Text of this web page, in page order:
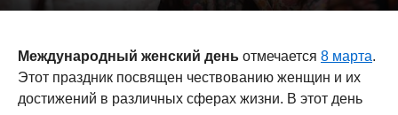
Международный женский день отмечается 8 марта.
Этот праздник посвящен чествованию женщин и их
достижений в различных сферах жизни. В этот день